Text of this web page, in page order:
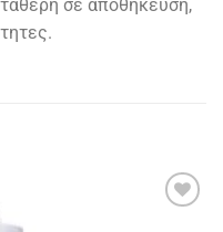
σε αποθήκευση,